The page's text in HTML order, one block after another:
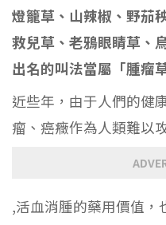
燈籠草、山辣椒、野茄
救兒草、老鴉眼睛草、
出名的叫法當屬「腫瘤
近些年，由于人們的健
瘤、癌癥作為人類難以
,活血消腫的藥用價值，